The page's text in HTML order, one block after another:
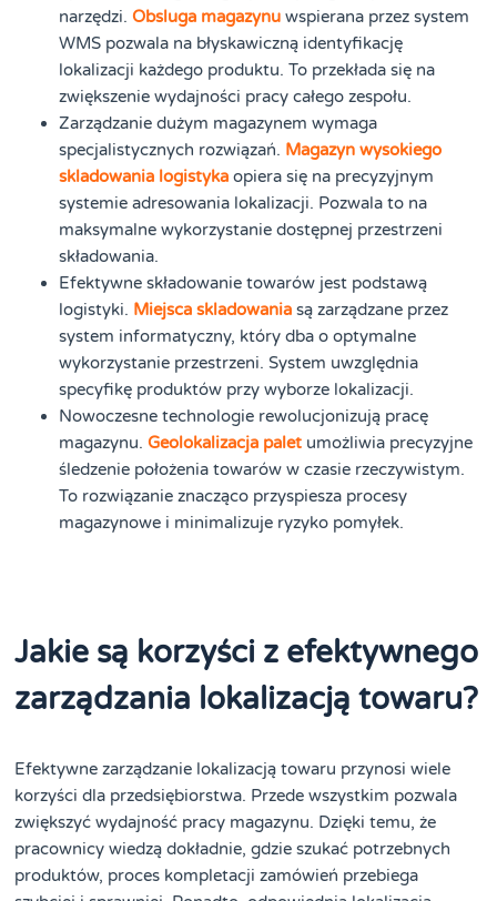
narzędzi.Obsluga magazynu wspierana przez system
WMS pozwala na błyskawiczną identyfikację
lokalizacji każdego produktu. To przekłada się na
zwiększenie wydajności pracy całego zespołu.
Zarządzanie dużym magazynem wymaga
specjalistycznych rozwiązań. Magazyn wysokiego
skladowania logistyka opiera się na precyzyjnym
systemie adresowania lokalizacji. Pozwala to na
maksymalne wykorzystanie dostępnej przestrzeni
składowania.
Efektywne składowanie towarów jest podstawą
logistyki. Miejsca skladowania są zarządzane przez
system informatyczny, który dba o optymalne
wykorzystanie przestrzeni. System uwzględnia
specyfikę produktów przy wyborze lokalizacji.
Nowoczesne technologie rewolucjonizują pracę
magazynu.Geolokalizacja palet umożliwia precyzyjne
śledzenie położenia towarów w czasie rzeczywistym.
To rozwiązanie znacząco przyspiesza procesy
magazynowe i minimalizuje ryzyko pomyłek.
Jakie są korzyści z efektywnego
zarządzania lokalizacją towaru?
Efektywne zarządzanie lokalizacją towaru przynosi wiele
korzyści dla przedsiębiorstwa. Przede wszystkim pozwala
zwiększyć wydajność pracy magazynu. Dzięki temu, że
pracownicy wiedzą dokładnie, gdzie szukać potrzebnych
produktów, proces kompletacji zamówień przebiega